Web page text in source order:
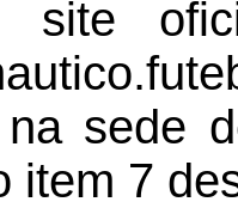
site
sede
item 7